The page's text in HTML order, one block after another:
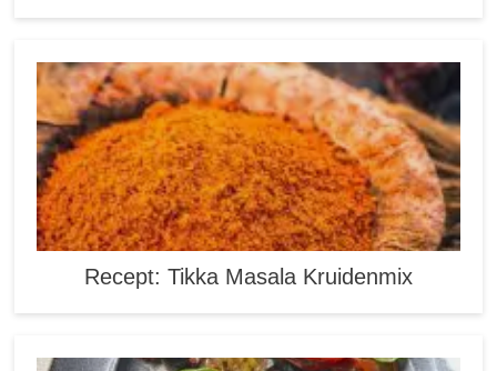
Recept: Tikka Masala Kruidenmix